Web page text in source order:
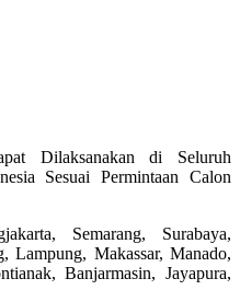
Dilaksanakan di Seluruh
Sesuai Permintaan Calon
Semarang, Surabaya,
Lampung, Makassar, Manado,
Banjarmasin, Jayapura,